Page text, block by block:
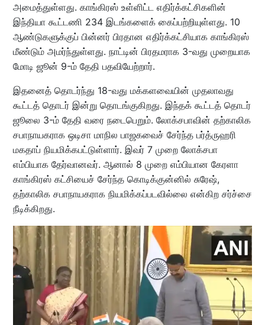
அமைத்துள்ளது. காங்கிரஸ் உள்ளிட்ட எதிர்க்கட்சிகளின்
இந்தியா கூட்டணி 234 இடங்களைக் கைப்பற்றியுள்ளது. 10
ஆண்டுகளுக்குப் பின்னர் பிரதான எதிர்க்கட்சியாக காங்கிரஸ்
மீண்டும் அமர்ந்துள்ளது. நாட்டின் பிரதமராக 3-வது முறையாக
மோடி ஜூன் 9-ம் தேதி பதவியேற்றார்.
இதனைத் தொடர்ந்து 18-வது மக்களவையின் முதலாவது
கூட்டத் தொடர் இன்று தொடங்குகிறது. இந்தக் கூட்டத் தொடர்
ஜூலை 3-ம் தேதி வரை நடைபெறும். லோக்சபாவின் தற்காலிக
சபாநாயகராக ஒடிசா மாநில பாஜகவைச் சேர்ந்த பர்த்ருஹரி
மகதாப் நியமிக்கபட்டுள்ளார். இவர் 7 முறை லோக்சபா
எம்பியாக தேர்வானவர். ஆனால் 8 முறை எம்பியான கேரளா
காங்கிரஸ் கட்சியைச் சேர்ந்த கொடிக்குன்னில் சுரேஷ்,
தற்காலிக சபாநாயகராக நியமிக்கப்படவில்லை என்கிற சர்ச்சை
நீடிக்கிறது.